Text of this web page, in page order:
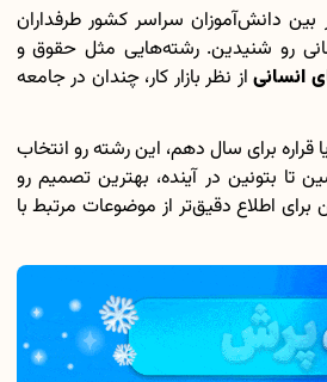
عادات افراد موفق
برنامه‌ ریزی درسی هشتم
چگونه برنامه‌ ریزی درسی کنیم؟
دانلود رایگان کتاب‌های دوازدهم...
دانش‌آموزان سراسر کشور طرفداران
رو شنیدین. رشته‌هایی مثل حقوق و
انسانیاز نظر بازار کار، چندان در جامعه
برای سال دهم، این رشته رو انتخاب
تا بتونین در آینده، بهترین تصمیم رو
اطلاع دقیق‌تر از موضوعات مرتبط با